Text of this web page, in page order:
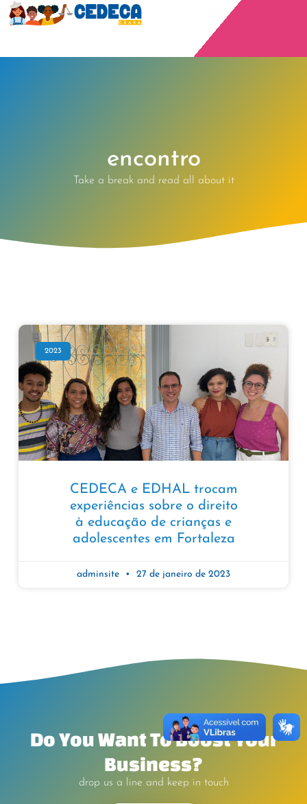
encontro
Take a break and read all about it
2023
CEDECA e EDHAL trocam
experiências sobre o direito
à educação de crianças e
adolescentes em Fortaleza
adminsite 27 de janeiro de 2023
Do You Want To Boost Your
Business?
drop us a line and keep in touch